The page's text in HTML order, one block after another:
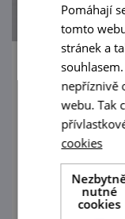
Domek
Příběh
prezidenta
hradě, ale
Pomáhají
tomto
stránek a
nepříznivě
webu. Tak
cookies
nutné
cookies